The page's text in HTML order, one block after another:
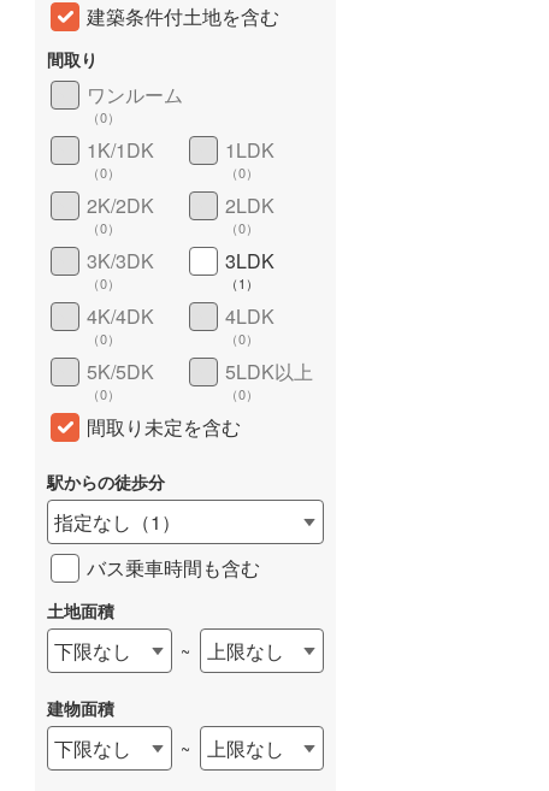
建築条件付土地を含む
間取り
ワンルーム
（0）
1K/1DK
（0）
1LDK
（0）
2K/2DK
（0）
2LDK
（0）
3K/3DK
（0）
3LDK
（1 ）
4K/4DK
（0）
4LDK
（0）
5K/5DK
（0）
5LDK以上
（0）
間取り未定を含む
駅からの徒歩分
指定なし （1 ）
バス乗車時間も含む
土地面積
下限なし ~ 上限なし
建物面積
下限なし ~ 上限なし
詳しく見る